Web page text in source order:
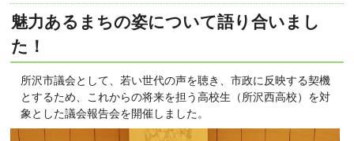
魅力あるまちの姿について語り合いまし
た！
所沢市議会として、若い世代の声を聴き、市政に反映する契機
とするため、これからの将来を担う高校生（所沢西高校）を対
象とした議会報告会を開催しました。